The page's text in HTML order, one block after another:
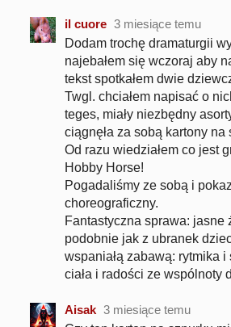
il cuore 3 miesiące temu
Dodam trochę dramaturgii
najebałem się wczoraj aby
tekst spotkałem dwie
Twgl. chciałem napisać o
teges, miały niezbędny
ciągnęła za sobą kartony na
Od razu wiedziałem co jest
Hobby Horse!
Pogadaliśmy ze sobą i
choreograficzny.
Fantastyczna sprawa: jasne
podobnie jak z ubranek
wspaniałą zabawą: rytmika
ciała i radości ze wspólnoty
Aisak 3 miesiące temu